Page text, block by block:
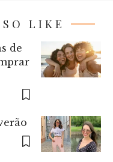
LIKE
de